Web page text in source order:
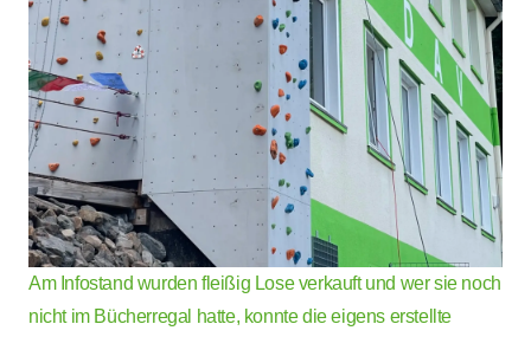
Am Infostand wurden fleißig Lose verkauft und wer sie noch
nicht im Bücherregal hatte, konnte die eigens erstellte